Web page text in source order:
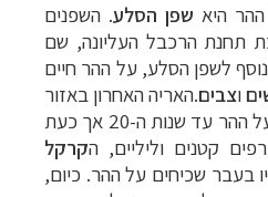
היא שפן הסלע. השפנים
תחנת הרכבל העליונה, שם
לשפן הסלע, על ההר חיים
וצבים.האריה האחרון באזור
נורה ב-1802. נמרים חיו על ההר עד שנות ה-20 אך כעת
קטנים וליליים, הקרקל
בעבר שכיחים על ההר. כיום,